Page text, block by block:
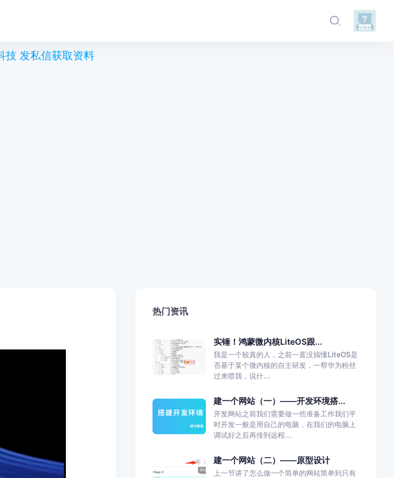
技 发私信获取资料
热门资讯
实锤！鸿蒙微内核LiteOS跟...
我是一个较真的人，之前一直没搞懂LiteOS是
否基于某个微内核的自主研发，一帮华为粉丝
过来喷我，说什...
建一个网站（一）——开发环境搭...
开发网站之前我们需要做一些准备工作我们平
时开发一般是用自己的电脑，在我们的电脑上
调试好之后再传到远程...
建一个网站（二）——原型设计
上一节讲了怎么做一个简单的网站简单到只有